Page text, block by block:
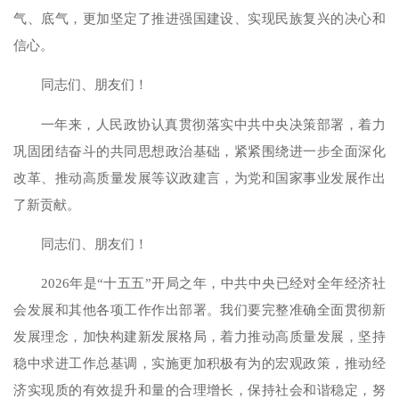
气、底气，更加坚定了推进强国建设、实现民族复兴的决心和
信心。
同志们、朋友们！
一年来，人民政协认真贯彻落实中共中央决策部署，着力
巩固团结奋斗的共同思想政治基础，紧紧围绕进一步全面深化
改革、推动高质量发展等议政建言，为党和国家事业发展作出
了新贡献。
同志们、朋友们！
2026年是“十五五”开局之年，中共中央已经对全年经济社
会发展和其他各项工作作出部署。我们要完整准确全面贯彻新
发展理念，加快构建新发展格局，着力推动高质量发展，坚持
稳中求进工作总基调，实施更加积极有为的宏观政策，推动经
济实现质的有效提升和量的合理增长，保持社会和谐稳定，努